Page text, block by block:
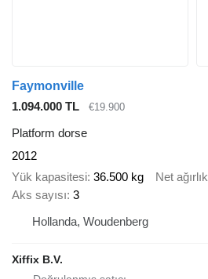
Faymonville
1.094.000 TL
€19.900
Platform dorse
2012
Yük kapasitesi 36.500 kg Net ağırlık
Aks sayısı 3
Hollanda, Woudenberg
Xiffix B.V.